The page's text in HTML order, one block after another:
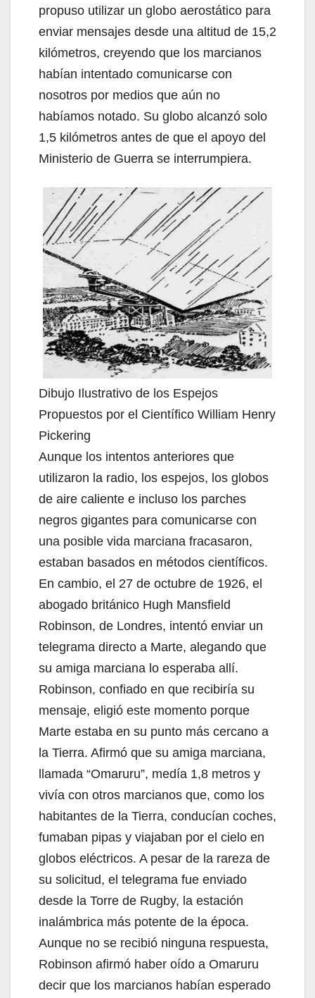
propuso utilizar un globo aerostático para
enviar mensajes desde una altitud de 15,2
kilómetros, creyendo que los marcianos
habían intentado comunicarse con
nosotros por medios que aún no
habíamos notado. Su globo alcanzó solo
1,5 kilómetros antes de que el apoyo del
Ministerio de Guerra se interrumpiera.
Dibujo Ilustrativo de los Espejos
Propuestos por el Científico William Henry
Pickering
Aunque los intentos anteriores que
utilizaron la radio, los espejos, los globos
de aire caliente e incluso los parches
negros gigantes para comunicarse con
una posible vida marciana fracasaron,
estaban basados en métodos científicos.
En cambio, el 27 de octubre de 1926, el
abogado británico Hugh Mansfield
Robinson, de Londres, intentó enviar un
telegrama directo a Marte, alegando que
su amiga marciana lo esperaba allí.
Robinson, confiado en que recibiría su
mensaje, eligió este momento porque
Marte estaba en su punto más cercano a
la Tierra. Afirmó que su amiga marciana,
llamada “Omaruru”, medía 1,8 metros y
vivía con otros marcianos que, como los
habitantes de la Tierra, conducían coches,
fumaban pipas y viajaban por el cielo en
globos eléctricos. A pesar de la rareza de
su solicitud, el telegrama fue enviado
desde la Torre de Rugby, la estación
inalámbrica más potente de la época.
Aunque no se recibió ninguna respuesta,
Robinson afirmó haber oído a Omaruru
decir que los marcianos habían esperado